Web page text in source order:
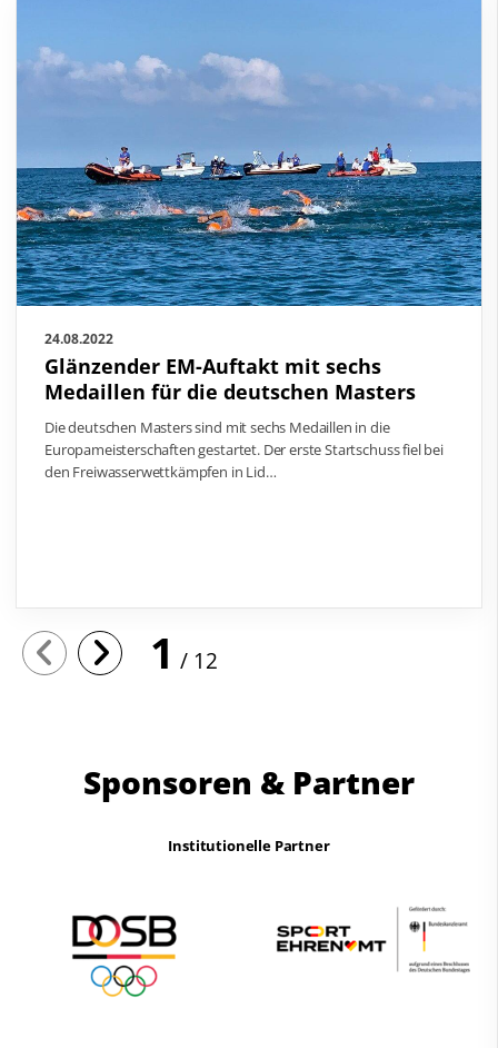
24.08.2022
Glänzender EM-Auftakt mit sechs
Medaillen für die deutschen Masters
Die deutschen Masters sind mit sechs Medaillen in die
Europameisterschaften gestartet. Der erste Startschuss fiel bei
den Freiwasserwettkämpfen in Lid…
1 12
Sponsoren & Partner
Institutionelle Partner